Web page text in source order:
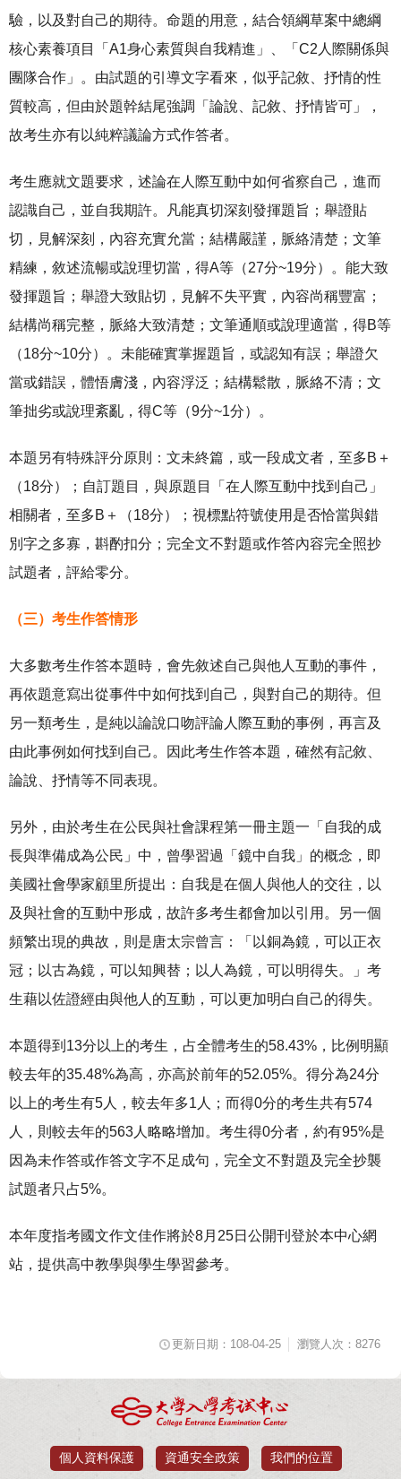
驗，以及對自己的期待。命題的用意，結合領綱草案中總綱
核心素養項目「A1身心素質與自我精進」、「C2人際關係與
團隊合作」。由試題的引導文字看來，似乎記敘、抒情的性
質較高，但由於題幹結尾強調「論說、記敘、抒情皆可」，
故考生亦有以純粹議論方式作答者。
考生應就文題要求，述論在人際互動中如何省察自己，進而
認識自己，並自我期許。凡能真切深刻發揮題旨；舉證貼
切，見解深刻，內容充實允當；結構嚴謹，脈絡清楚；文筆
精練，敘述流暢或說理切當，得A等（27分~19分）。能大致
發揮題旨；舉證大致貼切，見解不失平實，內容尚稱豐富；
結構尚稱完整，脈絡大致清楚；文筆通順或說理適當，得B等
（18分~10分）。未能確實掌握題旨，或認知有誤；舉證欠
當或錯誤，體悟膚淺，內容浮泛；結構鬆散，脈絡不清；文
筆拙劣或說理紊亂，得C等（9分~1分）。
本題另有特殊評分原則：文未終篇，或一段成文者，至多B＋
（18分）；自訂題目，與原題目「在人際互動中找到自己」
相關者，至多B＋（18分）；視標點符號使用是否恰當與錯
別字之多寡，斟酌扣分；完全文不對題或作答內容完全照抄
試題者，評給零分。
（三）考生作答情形
大多數考生作答本題時，會先敘述自己與他人互動的事件，
再依題意寫出從事件中如何找到自己，與對自己的期待。但
另一類考生，是純以論說口吻評論人際互動的事例，再言及
由此事例如何找到自己。因此考生作答本題，確然有記敘、
論說、抒情等不同表現。
另外，由於考生在公民與社會課程第一冊主題一「自我的成
長與準備成為公民」中，曾學習過「鏡中自我」的概念，即
美國社會學家顧里所提出：自我是在個人與他人的交往，以
及與社會的互動中形成，故許多考生都會加以引用。另一個
頻繁出現的典故，則是唐太宗曾言：「以銅為鏡，可以正衣
冠；以古為鏡，可以知興替；以人為鏡，可以明得失。」考
生藉以佐證經由與他人的互動，可以更加明白自己的得失。
本題得到13分以上的考生，占全體考生的58.43%，比例明顯
較去年的35.48%為高，亦高於前年的52.05%。得分為24分
以上的考生有5人，較去年多1人；而得0分的考生共有574
人，則較去年的563人略略增加。考生得0分者，約有95%是
因為未作答或作答文字不足成句，完全文不對題及完全抄襲
試題者只占5%。
本年度指考國文作文佳作將於8月25日公開刊登於本中心網
站，提供高中教學與學生學習參考。
更新日期：108-04-25 瀏覽人次：8276
個人資料保護 資通安全政策 我們的位置